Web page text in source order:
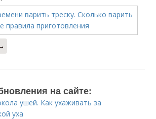
на сайте:
ушей. Как ухаживать за
уха